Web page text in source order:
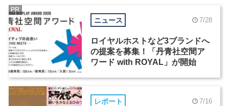
ニュース 7/28
ロイヤルホストなど3ブランドへ
の提案を募集！「丹青社空間ア
ワード with ROYAL」が開始
PR
レポート 7/16